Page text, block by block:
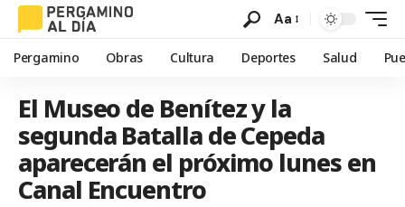
Aa
Pergamino Obras Cultura Deportes Salud
El Museo de Benítez y la
segunda Batalla de Cepeda
aparecerán el próximo lunes en
Canal Encuentro